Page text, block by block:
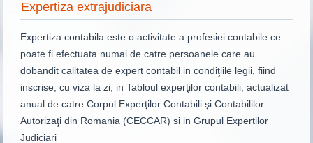
Expertiza extrajudiciara
Expertiza contabila este o activitate a profesiei contabile ce
poate fi efectuata numai de catre persoanele care au
dobandit calitatea de expert contabil in condiţiile legii, fiind
inscrise, cu viza la zi, in Tabloul experţilor contabili, actualizat
anual de catre Corpul Experţilor Contabili şi Contabililor
Autorizaţi din Romania (CECCAR) si in Grupul Expertilor
Judiciari